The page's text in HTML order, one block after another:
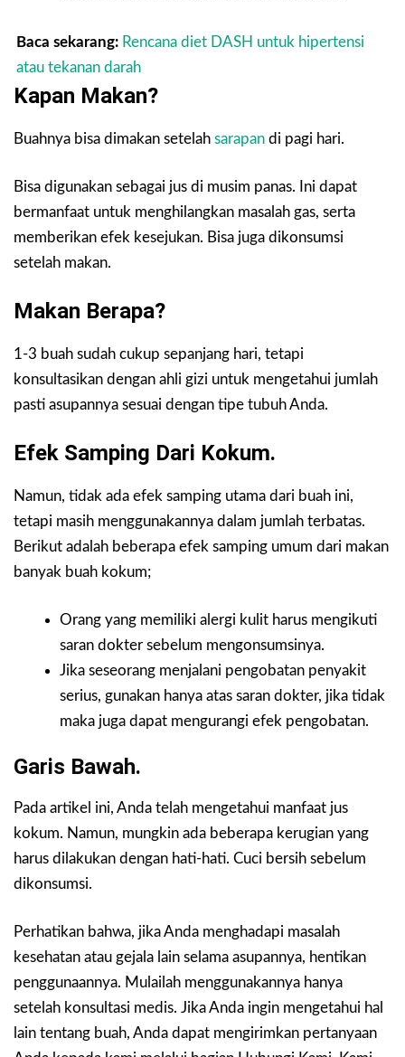
Baca sekarang: Rencana diet DASH untuk hipertensi
atau tekanan darah
Kapan Makan?
Buahnya bisa dimakan setelah sarapan di pagi hari.
Bisa digunakan sebagai jus di musim panas. Ini dapat
bermanfaat untuk menghilangkan masalah gas, serta
memberikan efek kesejukan. Bisa juga dikonsumsi
setelah makan.
Makan Berapa?
1-3 buah sudah cukup sepanjang hari, tetapi
konsultasikan dengan ahli gizi untuk mengetahui jumlah
pasti asupannya sesuai dengan tipe tubuh Anda.
Efek Samping Dari Kokum.
Namun, tidak ada efek samping utama dari buah ini,
tetapi masih menggunakannya dalam jumlah terbatas.
Berikut adalah beberapa efek samping umum dari makan
banyak buah kokum;
Orang yang memiliki alergi kulit harus mengikuti
saran dokter sebelum mengonsumsinya.
Jika seseorang menjalani pengobatan penyakit
serius, gunakan hanya atas saran dokter, jika tidak
maka juga dapat mengurangi efek pengobatan.
Garis Bawah.
Pada artikel ini, Anda telah mengetahui manfaat jus
kokum. Namun, mungkin ada beberapa kerugian yang
harus dilakukan dengan hati-hati. Cuci bersih sebelum
dikonsumsi.
Perhatikan bahwa, jika Anda menghadapi masalah
kesehatan atau gejala lain selama asupannya, hentikan
penggunaannya. Mulailah menggunakannya hanya
setelah konsultasi medis. Jika Anda ingin mengetahui hal
lain tentang buah, Anda dapat mengirimkan pertanyaan